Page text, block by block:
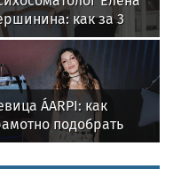
как за 3
вернуть себе
ÁARPI: как
подобрать
для